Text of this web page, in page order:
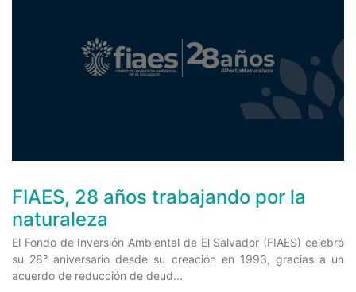
FIAES, 28 años trabajando por la
naturaleza
El Fondo de Inversión Ambiental de El Salvador (FIAES) celebró
su 28° aniversario desde su creación en 1993, gracias a un
acuerdo de reducción de deud...